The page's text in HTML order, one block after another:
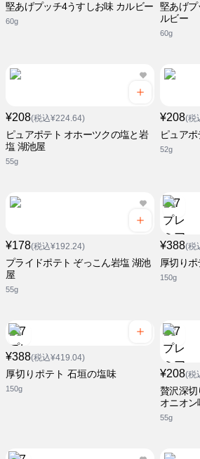
堅あげプッチ4うすしお味 カルビー
60g
堅あげプ
ルビー
60g
¥208(税込¥224.64)
ピュアポテト オホーツクの塩と岩
塩 湖池屋
55g
¥208(税
ピュア
52g
¥178(税込¥192.24)
プライドポテト ぞっこん岩塩 湖池
屋
55g
¥388(税
厚切り
150g
¥388(税込¥419.04)
厚切りポテト 石垣の塩味
150g
¥208(税
贅沢深切
オニオン
55g